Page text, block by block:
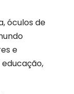
óculos de
e